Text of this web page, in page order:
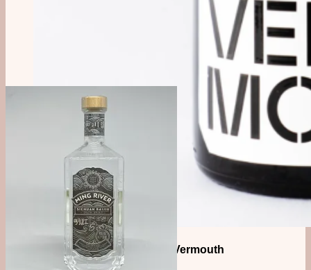
Månedens Vermouth